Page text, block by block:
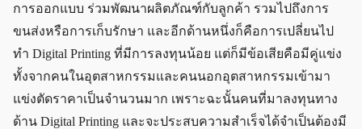
การออกแบบ ร่วมพัฒนาผลิตภัณฑ์กับลูกค้า รวมไปถึงการ
ขนส่งหรือการเก็บรักษา และอีกด้านหนึ่งก็คือการเปลี่ยนไป
ทำ Digital Printing ที่มีการลงทุนน้อย แต่ก็มีข้อเสียคือมีคู่แข่ง
ทั้งจากคนในอุตสาหกรรมและคนนอกอุตสาหกรรมเข้ามา
แข่งตัดราคาเป็นจำนวนมาก เพราะฉะนั้นคนที่มาลงทุนทาง
ด้าน Digital Printing และจะประสบความสำเร็จได้จำเป็นต้องมี